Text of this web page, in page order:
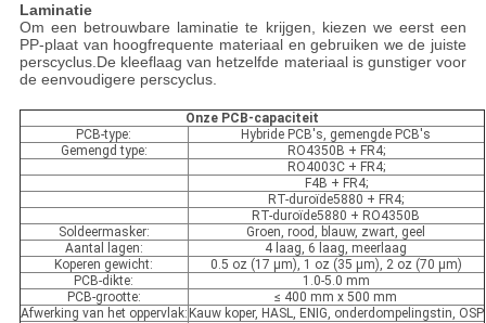
Laminatie
Om een betrouwbare laminatie te krijgen, kiezen we eerst een
PP-plaat van hoogfrequente materiaal en gebruiken we de juiste
perscyclus.De kleeflaag van hetzelfde materiaal is gunstiger voor
de eenvoudigere perscyclus.
Onze PCB-capaciteit
PCB-type:
Hybride PCB's, gemengde PCB's
Gemengd type:
RO4350B + FR4;
RO4003C + FR4;
F4B + FR4;
RT-duroïde5880 + FR4;
RT-duroïde5880 + RO4350B
Soldeermasker:
Groen, rood, blauw, zwart, geel
Aantal lagen:
4 laag, 6 laag, meerlaag
Koperen gewicht:
0.5 oz (17 μm), 1 oz (35 μm), 2 oz (70 μm)
PCB-dikte:
1.0-5.0 mm
PCB-grootte:
≤ 400 mm x 500 mm
Afwerking van het oppervlak: Kauw koper, HASL, ENIG, onderdompelingstin, OSP